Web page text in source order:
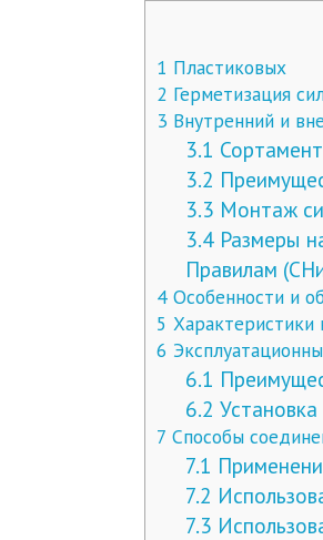
1 Пластиковых
2 Герметизация
3 Внутренний и
3.1
3.2
3.3 Монтаж
3.4 Размеры
Правилам
4 Особенности и
5 Характеристики
6
6.1
6.2
7 Способы
7.1
7.2
7.3